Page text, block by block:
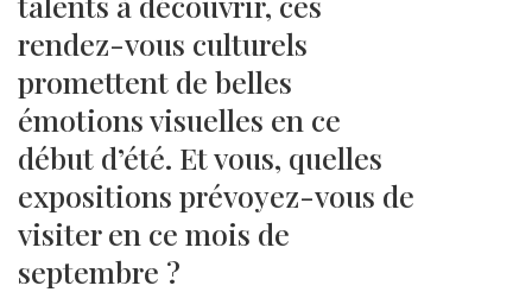
rendez-vous culturels
promettent de belles
émotions visuelles en ce
début d’été. Et vous, quelles
expositions prévoyez-vous de
visiter en ce mois de
septembre ?